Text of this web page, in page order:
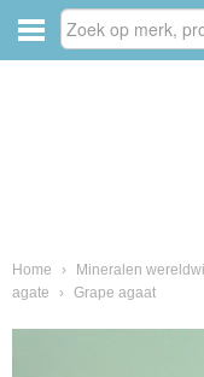
Home › Mineralen
agate
› Grape agaat
van fossielen en